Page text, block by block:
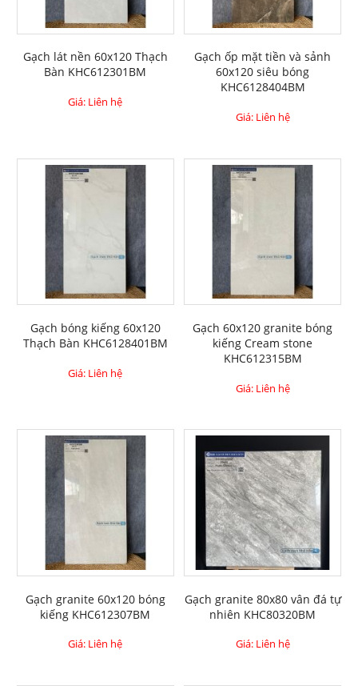
Gạch lát nền 60x120 Thạch
Bàn KHC612301BM
Giá: Liên hệ
Gạch ốp mặt tiền và sảnh
60x120 siêu bóng
KHC6128404BM
Giá: Liên hệ
Gạch bóng kiếng 60x120
Thạch Bàn KHC6128401BM
Giá: Liên hệ
Gạch 60x120 granite bóng
kiếng Cream stone
KHC612315BM
Giá: Liên hệ
Gạch granite 60x120 bóng
kiếng KHC612307BM
Giá: Liên hệ
Gạch granite 80x80 vân đá tự
nhiên KHC80320BM
Giá: Liên hệ